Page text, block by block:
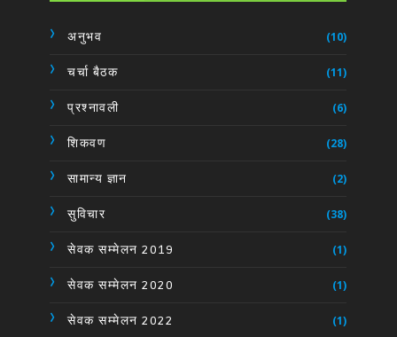
अनुभव (10)
चर्चा बैठक (11)
प्रश्नावली (6)
शिकवण (28)
सामान्य ज्ञान (2)
सुविचार (38)
सेवक सम्मेलन 2019 (1)
सेवक सम्मेलन 2020 (1)
सेवक सम्मेलन 2022 (1)